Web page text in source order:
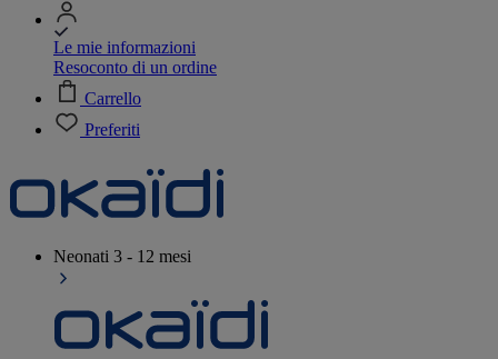
Le mie informazioni
Resoconto di un ordine
Carrello
Preferiti
Neonati 3 - 12 mesi